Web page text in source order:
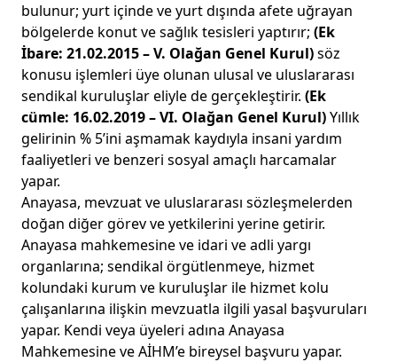
bulunur; yurt içinde ve yurt dışında afete uğrayan
bölgelerde konut ve sağlık tesisleri yaptırır; (Ek
İbare: 21.02.2015 – V. Olağan Genel Kurul)söz
konusu işlemleri üye olunan ulusal ve uluslararası
sendikal kuruluşlar eliyle de gerçekleştirir. (Ek
cümle: 16.02.2019 – VI. Olağan Genel Kurul)Yıllık
gelirinin % 5’ini aşmamak kaydıyla insani yardım
faaliyetleri ve benzeri sosyal amaçlı harcamalar
yapar.
Anayasa, mevzuat ve uluslararası sözleşmelerden
doğan diğer görev ve yetkilerini yerine getirir.
Anayasa mahkemesine ve idari ve adli yargı
organlarına; sendikal örgütlenmeye, hizmet
kolundaki kurum ve kuruluşlar ile hizmet kolu
çalışanlarına ilişkin mevzuatla ilgili yasal başvuruları
yapar. Kendi veya üyeleri adına Anayasa
Mahkemesine ve AİHM’e bireysel başvuru yapar.